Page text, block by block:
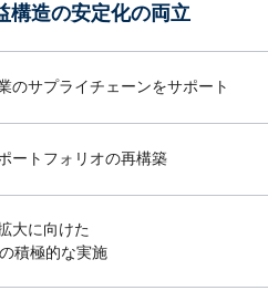
構造の安定化の両立
のサプライチェーンをサポート
ートフォリオの再構築
大に向けた
積極的な実施